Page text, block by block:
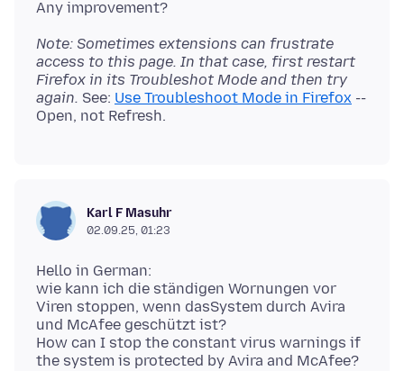
Note: Sometimes extensions can frustrate
access to this page. In that case, first restart
Firefox in its Troubleshot Mode and then try
again. See: Use Troubleshoot Mode in Firefox --
Karl F Masuhr
02.09.25, 01:23
Hello in German:
wie kann ich die ständigen Wornungen vor
Viren stoppen, wenn dasSystem durch Avira
und McAfee geschützt ist?
How can I stop the constant virus warnings if
the system is protected by Avira and McAfee?